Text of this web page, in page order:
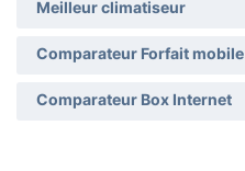
Meilleur climatiseur
Comparateur Forfait mobile
Comparateur Box Internet